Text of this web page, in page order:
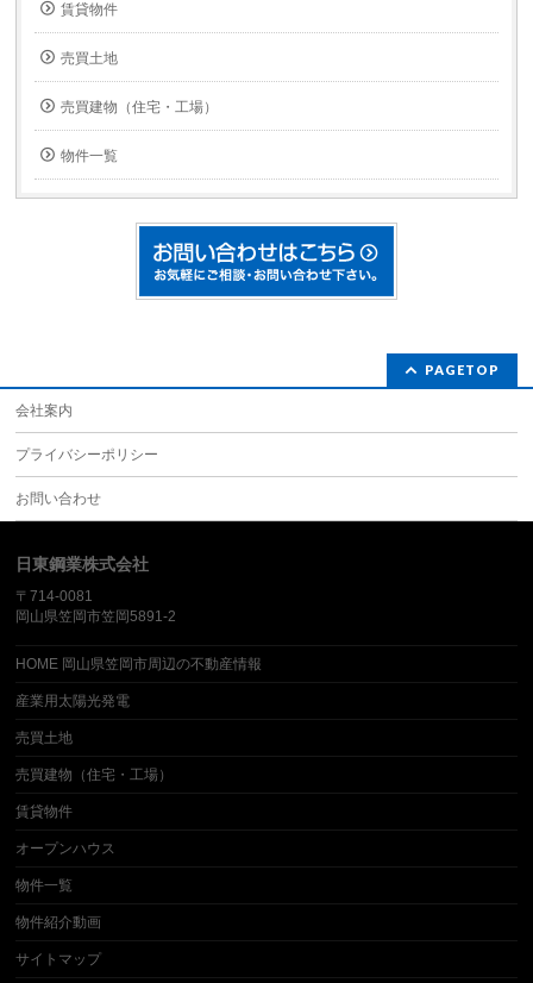
賃貸物件
売買土地
売買建物（住宅・工場）
物件一覧
PAGETOP
会社案内
プライバシーポリシー
お問い合わせ
日東鋼業株式会社
〒714-0081
岡山県笠岡市笠岡5891-2
HOME 岡山県笠岡市周辺の不動産情報
産業用太陽光発電
売買土地
売買建物（住宅・工場）
賃貸物件
オープンハウス
物件一覧
物件紹介動画
サイトマップ